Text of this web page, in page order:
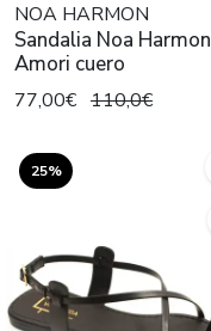
NOA HARMON
Sandalia Noa Harmon
Amori cuero
77,00€ 110,0€
25%